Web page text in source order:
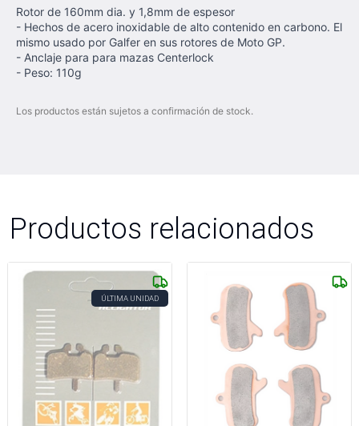
Rotor de 160mm dia. y 1,8mm de espesor
- Hechos de acero inoxidable de alto contenido en carbono. El
mismo usado por Galfer en sus rotores de Moto GP.
- Anclaje para para mazas Centerlock
- Peso: 110g
Los productos están sujetos a confirmación de stock.
Productos relacionados
ÚLTIMA UNIDAD